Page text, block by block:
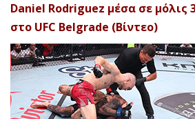
Daniel Rodriguez μέσα σε μόλις
στο UFC Belgrade (Βίντεο)